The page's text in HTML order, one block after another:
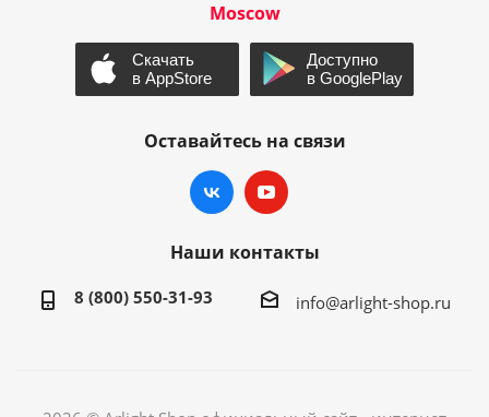
Moscow
Оставайтесь на связи
Наши контакты
8 (800) 550-31-93 info@arlight-shop.ru